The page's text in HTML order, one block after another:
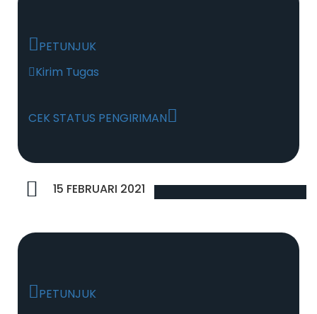
PETUNJUK
Kirim Tugas
CEK STATUS PENGIRIMAN
15 FEBRUARI 2021
PETUNJUK